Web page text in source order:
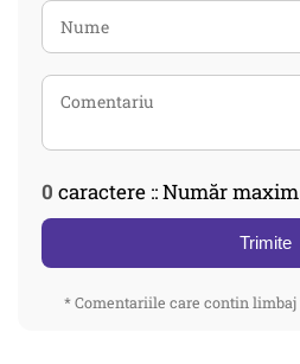
0 caractere :: Număr
Trimite
* Comentariile care contin limbaj